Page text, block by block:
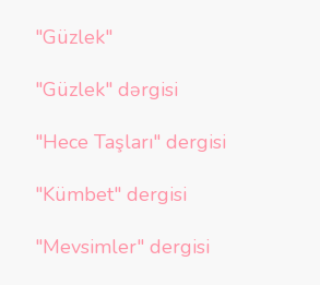
"Güzlek"
"Güzlek" dərgisi
"Hece Taşları" dergisi
"Kümbet" dergisi
"Mevsimler" dergisi